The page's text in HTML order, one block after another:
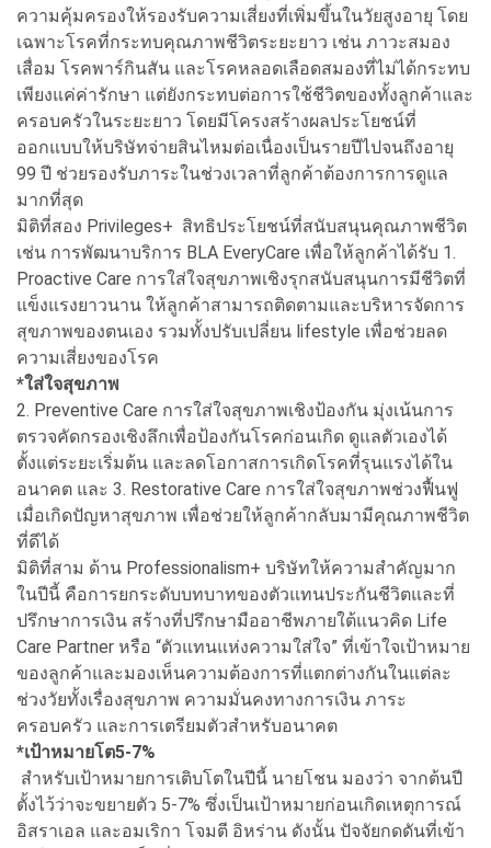
ความคุ้มครองให้รองรับความเสี่ยงที่เพิ่มขึ้นในวัยสูงอายุ โดย
เฉพาะโรคที่กระทบคุณภาพชีวิตระยะยาว เช่น ภาวะสมอง
เสื่อม โรคพาร์กินสัน และโรคหลอดเลือดสมองที่ไม่ได้กระทบ
เพียงแค่ค่ารักษา แต่ยังกระทบต่อการใช้ชีวิตของทั้งลูกค้าและ
ครอบครัวในระยะยาว โดยมีโครงสร้างผลประโยชน์ที่
ออกแบบให้บริษัทจ่ายสินไหมต่อเนื่องเป็นรายปีไปจนถึงอายุ
99 ปี ช่วยรองรับภาระในช่วงเวลาที่ลูกค้าต้องการการดูแล
มากที่สุด
มิติที่สอง Privileges+ สิทธิประโยชน์ที่สนับสนุนคุณภาพชีวิต
เช่น การพัฒนาบริการ BLA EveryCare เพื่อให้ลูกค้าได้รับ 1.
Proactive Care การใส่ใจสุขภาพเชิงรุกสนับสนุนการมีชีวิตที่
แข็งแรงยาวนาน ให้ลูกค้าสามารถติดตามและบริหารจัดการ
สุขภาพของตนเอง รวมทั้งปรับเปลี่ยน lifestyle เพื่อช่วยลด
ความเสี่ยงของโรค
*ใส่ใจสุขภาพ
2. Preventive Care การใส่ใจสุขภาพเชิงป้องกัน มุ่งเน้นการ
ตรวจคัดกรองเชิงลึกเพื่อป้องกันโรคก่อนเกิด ดูแลตัวเองได้
ตั้งแต่ระยะเริ่มต้น และลดโอกาสการเกิดโรคที่รุนแรงได้ใน
อนาคต และ 3. Restorative Care การใส่ใจสุขภาพช่วงฟื้นฟู
เมื่อเกิดปัญหาสุขภาพ เพื่อช่วยให้ลูกค้ากลับมามีคุณภาพชีวิต
ที่ดีได้
มิติที่สาม ด้าน Professionalism+ บริษัทให้ความสำคัญมาก
ในปีนี้ คือการยกระดับบทบาทของตัวแทนประกันชีวิตและที่
ปรึกษาการเงิน สร้างที่ปรึกษามืออาชีพภายใต้แนวคิด Life
Care Partner หรือ “ตัวแทนแห่งความใส่ใจ” ที่เข้าใจเป้าหมาย
ของลูกค้าและมองเห็นความต้องการที่แตกต่างกันในแต่ละ
ช่วงวัยทั้งเรื่องสุขภาพ ความมั่นคงทางการเงิน ภาระ
ครอบครัว และการเตรียมตัวสำหรับอนาคต
*เป้าหมายโต5-7%
สำหรับเป้าหมายการเติบโตในปีนี้ นายโชน มองว่า จากต้นปี
ตั้งไว้ว่าจะขยายตัว 5-7% ซึ่งเป็นเป้าหมายก่อนเกิดเหตุการณ์
อิสราเอล และอมเริกา โจมตี อิหร่าน ดังนั้น ปัจจัยกดดันที่เข้า